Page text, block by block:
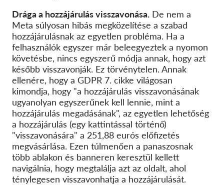
Drága a hozzájárulás visszavonása. De nem a
Meta súlyosan hibás megközelítése a szabad
hozzájárulásnak az egyetlen probléma. Ha a
felhasználók egyszer már beleegyeztek a nyomon
követésbe, nincs egyszerű módja annak, hogy azt
később visszavonják. Ez törvénytelen. Annak
ellenére, hogy a GDPR 7. cikke világosan
kimondja, hogy "a hozzájárulás visszavonásának
ugyanolyan egyszerűnek kell lennie, mint a
hozzájárulás megadásának", az egyetlen lehetőség
a hozzájárulás (egy kattintással történő)
"visszavonására" a 251,88 eurós előfizetés
megvásárlása. Ezen túlmenően a panaszosnak
több ablakon és banneren keresztül kellett
navigálnia, hogy megtalálja azt az oldalt, ahol
ténylegesen visszavonhatja a hozzájárulását.